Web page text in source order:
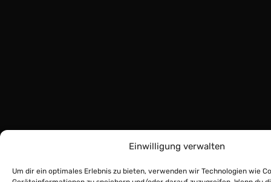
Einwilligung verwalten
Um dir ein optimales Erlebnis zu bieten, verwenden wir Technologien wie